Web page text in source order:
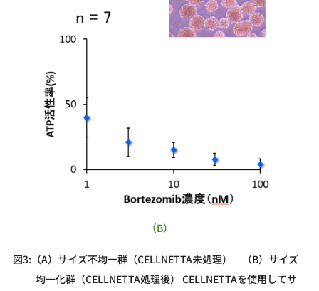
（B）
図3:（A）サイズ不均一群（CELLNETTA未処理） （B）サイズ
均一化群（CELLNETTA処理後） CELLNETTAを使用してサ